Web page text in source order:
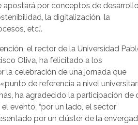
apostará por conceptos de
la digitalización, la
etc.”.
el rector de la Universidad
Oliva, ha felicitado a los
la celebración de una jornada que
de referencia a nivel
ha agradecido la participación de
evento, “por un lado, el sector
por un clúster de la